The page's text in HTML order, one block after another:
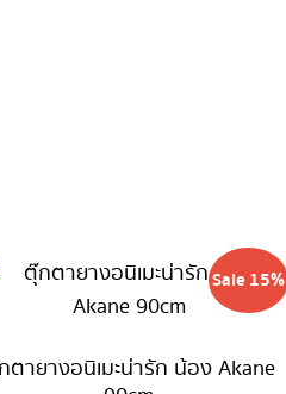
Sale 15%
ตายางอนิเมะน่ารัก น้อง Akane